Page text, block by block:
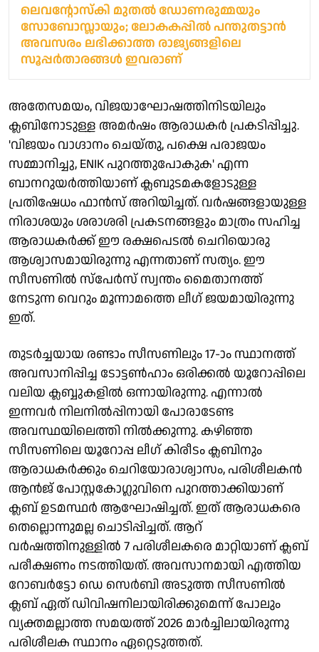
ലെവന്റോസ്‌കി മുതല്‍ ഡോണരുമ്മയും
സോബോസ്ലായും; ലോകകപ്പില്‍ പന്തുതട്ടാന്‍
അവസരം ലഭിക്കാത്ത രാജ്യങ്ങളിലെ
സൂപ്പർതാരങ്ങള്‍ ഇവരാണ്
അതേസമയം, വിജയാഘോഷത്തിനിടയിലും
ക്ലബിനോടുള്ള അമര്‍ഷം ആരാധകര്‍ പ്രകടിപ്പിച്ചു.
'വിജയം വാഗ്ദാനം ചെയ്തു, പക്ഷെ പരാജയം
സമ്മാനിച്ചു, ENIK പുറത്തുപോകുക' എന്ന
ബാനറുയര്‍ത്തിയാണ് ക്ലബുടമകളോടുള്ള
പ്രതിഷേധം ഫാന്‍സ് അറിയിച്ചത്. വര്‍ഷങ്ങളായുള്ള
നിരാശയും ശരാശരി പ്രകടനങ്ങളും മാത്രം സഹിച്ച
ആരാധകര്‍ക്ക് ഈ രക്ഷപെടല്‍ ചെറിയൊരു
ആശ്വാസമായിരുന്നു എന്നതാണ് സത്യം. ഈ
സീസണില്‍ സ്‌പേര്‍സ് സ്വന്തം മൈതാനത്ത്
നേടുന്ന വെറും മൂന്നാമത്തെ ലീഗ് ജയമായിരുന്നു
ഇത്.
തുടര്‍ച്ചയായ രണ്ടാം സീസണിലും 17-ാം സ്ഥാനത്ത്
അവസാനിപ്പിച്ച ടോട്ടണ്‍ഹാം ഒരിക്കല്‍ യൂറോപ്പിലെ
വലിയ ക്ലബ്ബുകളില്‍ ഒന്നായിരുന്നു. എന്നാല്‍
ഇന്നവര്‍ നിലനില്‍പ്പിനായി പോരാടേണ്ട
അവസ്ഥയിലെത്തി നില്‍ക്കുന്നു. കഴിഞ്ഞ
സീസണിലെ യൂറോപ്പ ലീഗ് കിരീടം ക്ലബിനും
ആരാധകര്‍ക്കും ചെറിയോരാശ്വാസം, പരിശീലകന്‍
ആന്‍ജ് പോസ്റ്റകോഗ്ലുവിനെ പുറത്താക്കിയാണ്
ക്ലബ് ഉടമസ്ഥര്‍ ആഘോഷിച്ചത്. ഇത് ആരാധകരെ
തെല്ലൊന്നുമല്ല ചൊടിപ്പിച്ചത്. ആറ്
വര്‍ഷത്തിനുള്ളില്‍ 7 പരിശീലകരെ മാറ്റിയാണ് ക്ലബ്
പരീക്ഷണം നടത്തിയത്. അവസാനമായി എത്തിയ
റോബര്‍ട്ടോ ഡെ സെര്‍ബി അടുത്ത സീസണില്‍
ക്ലബ് ഏത് ഡിവിഷനിലായിരിക്കുമെന്ന് പോലും
വ്യക്തമല്ലാത്ത സമയത്ത് 2026 മാര്‍ച്ചിലായിരുന്നു
പരിശീലക സ്ഥാനം ഏറ്റെടുത്തത്.